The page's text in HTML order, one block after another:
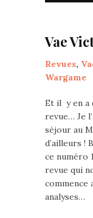
Vae
Revues,
Wargame
Et il y en a
revue… Je
séjour au
d’ailleurs !
ce numéro
revue qui
commence
analyses…